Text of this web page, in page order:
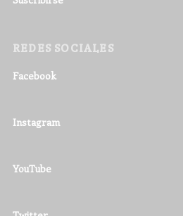
REDES SOCIALES
Facebook
Instagram
YouTube